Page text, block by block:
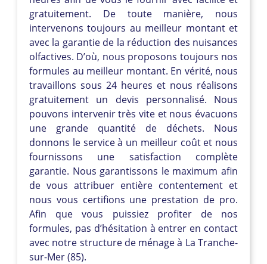
gratuitement. De toute manière, nous
intervenons toujours au meilleur montant et
avec la garantie de la réduction des nuisances
olfactives. D’où, nous proposons toujours nos
formules au meilleur montant. En vérité, nous
travaillons sous 24 heures et nous réalisons
gratuitement un devis personnalisé. Nous
pouvons intervenir très vite et nous évacuons
une grande quantité de déchets. Nous
donnons le service à un meilleur coût et nous
fournissons une satisfaction complète
garantie. Nous garantissons le maximum afin
de vous attribuer entière contentement et
nous vous certifions une prestation de pro.
Afin que vous puissiez profiter de nos
formules, pas d’hésitation à entrer en contact
avec notre structure de ménage à La Tranche-
sur-Mer (85).